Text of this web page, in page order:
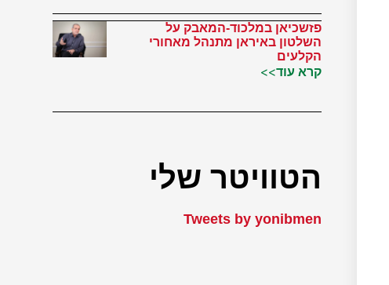
פזשכיאן במלכוד-המאבק על
השלטון באיראן מתנהל מאחורי
הקלעים
קרא עוד>>
הטוויטר שלי
Tweets by yonibmen